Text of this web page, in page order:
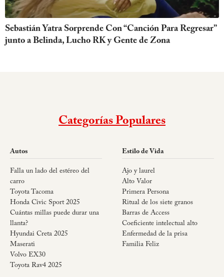
Sebastián Yatra Sorprende Con “Canción Para Regresar”
junto a Belinda, Lucho RK y Gente de Zona
Categorías Populares
Autos
Falla un lado del estéreo del
carro
Toyota Tacoma
Honda Civic Sport 2025
Cuántas millas puede durar una
llanta?
Hyundai Creta 2025
Maserati
Volvo EX30
Toyota Rav4 2025
Estilo de Vida
Ajo y laurel
Alto Valor
Primera Persona
Ritual de los siete granos
Barras de Access
Coeficiente intelectual alto
Enfermedad de la prisa
Familia Feliz